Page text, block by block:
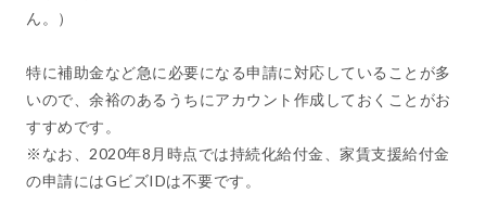
ん。）
特に補助金など急に必要になる申請に対応していることが多
いので、余裕のあるうちにアカウント作成しておくことがお
すすめです。
※なお、2020年8月時点では持続化給付金、家賃支援給付金
の申請にはGビズIDは不要です。